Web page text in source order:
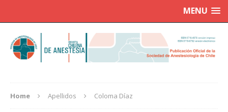
MENU
Home Apellidos Coloma Díaz